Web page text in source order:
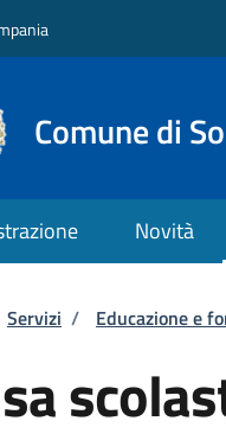
Comune di
Novità
di
Servizi / Educazione e